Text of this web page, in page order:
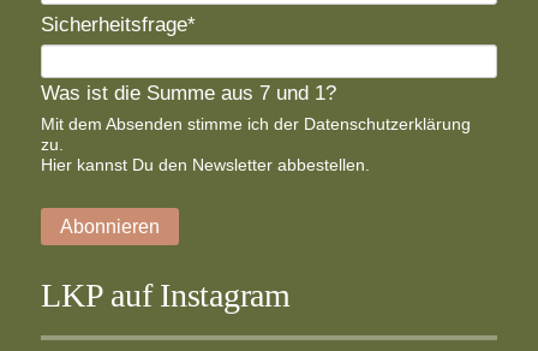
Mail-
Adresse
Pflichtfeld
Sicherheitsfrage*
Was ist die Summe aus 7 und 1?
Mit dem Absenden stimme ich der Datenschutzerklärung
zu.
Hier kannst Du den Newsletter abbestellen.
Abonnieren
LKP auf Instagram